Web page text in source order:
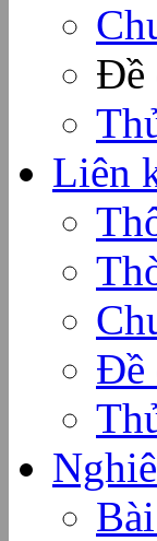
Đề
Liên
Đề